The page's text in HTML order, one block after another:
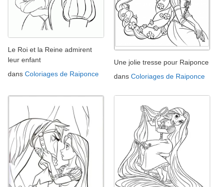
Le Roi et la Reine admirent
leur enfant
dans Coloriages de Raiponce
Une jolie tresse pour Raiponce
dans Coloriages de Raiponce